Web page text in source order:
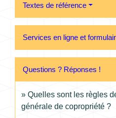
Textes de référence
Services en ligne et
Questions ? Réponses !
Quelles sont les règles
générale de copropriété ?